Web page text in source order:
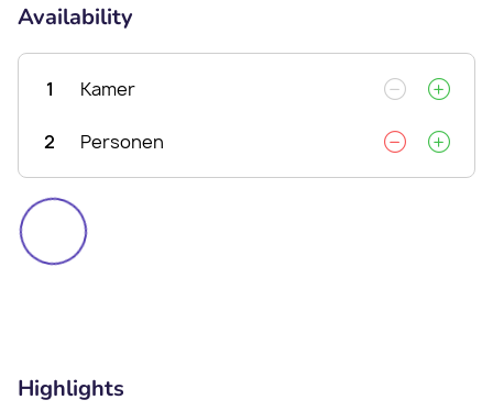
Availability
1 Kamer
2 Personen
Highlights